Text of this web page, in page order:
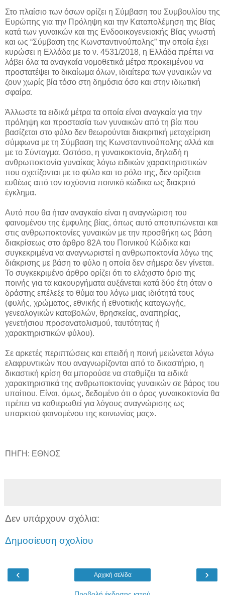
Στo πλαίσιo των όσων ορίζει η Σύμβαση του Συμβουλίου της
Ευρώπης για την Πρόληψη και την Καταπολέμηση της Βίας
κατά των γυναικών και της Ενδοοικογενειακής Βίας γνωστή
και ως “Σύμβαση της Κωνσταντινούπολης” την οποία έχει
κυρώσει η Ελλάδα με το ν. 4531/2018, η Ελλάδα πρέπει να
λάβει όλα τα αναγκαία νομοθετικά μέτρα προκειμένου να
προστατέψει το δικαίωμα όλων, ιδιαίτερα των γυναικών να
ζουν χωρίς βία τόσο στη δημόσια όσο και στην ιδιωτική
σφαίρα.
Άλλωστε τα ειδικά μέτρα τα οποία είναι αναγκαία για την
πρόληψη και προστασία των γυναικών από τη βία που
βασίζεται στο φύλο δεν θεωρούνται διακριτική μεταχείριση
σύμφωνα με τη Σύμβαση της Κωνσταντινούπολης αλλά και
με το Σύνταγμα. Ωστόσο, η γυναικοκτονία, δηλαδή η
ανθρωποκτονία γυναίκας λόγω ειδικών χαρακτηριστικών
που σχετίζονται με το φύλο και το ρόλο της, δεν ορίζεται
ευθέως από τον ισχύοντα ποινικό κώδικα ως διακριτό
έγκλημα.
Αυτό που θα ήταν αναγκαίο είναι η αναγνώριση του
φαινομένου της έμφυλης βίας, όπως αυτό αποτυπώνεται και
στις ανθρωποκτονίες γυναικών με την προσθήκη ως βάση
διακρίσεως στο άρθρο 82Α του Ποινικού Κώδικα και
συγκεκριμένα να αναγνωριστεί η ανθρωποκτονία λόγω της
διάκρισης με βάση το φύλο η οποία δεν σήμερα δεν γίνεται.
Το συγκεκριμένο άρθρο ορίζει ότι το ελάχιστο όριο της
ποινής για τα κακουργήματα αυξάνεται κατά δύο έτη όταν ο
δράστης επέλεξε το θύμα του λόγω μιας ιδιότητά τους
(φυλής, χρώματος, εθνικής ή εθνοτικής καταγωγής,
γενεαλογικών καταβολών, θρησκείας, αναπηρίας,
γενετήσιου προσανατολισμού, ταυτότητας ή
χαρακτηριστικών φύλου).
Σε αρκετές περιπτώσεις και επειδή η ποινή μειώνεται λόγω
ελαφρυντικών που αναγνωρίζονται από το δικαστήριο, η
δικαστική κρίση θα μπορούσε να σταθμίζει τα ειδικά
χαρακτηριστικά της ανθρωποκτονίας γυναικών σε βάρος του
υπαίτιου. Είναι, όμως, δεδομένο ότι ο όρος γυναικοκτονία θα
πρέπει να καθιερωθεί για λόγους αναγνώρισης ως
υπαρκτού φαινομένου της κοινωνίας μας».
ΠΗΓΗ: ΕΘΝΟΣ
Δεν υπάρχουν σχόλια:
Δημοσίευση σχολίου
‹ ›
Αρχική σελίδα